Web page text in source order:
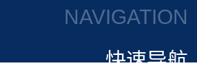
NAVIGATION
快速导航